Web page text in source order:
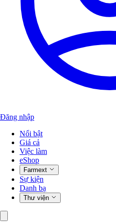
Đăng nhập
Nổi bật
Giá cả
Việc làm
eShop
Farmext
Sự kiện
Danh bạ
Thư viện